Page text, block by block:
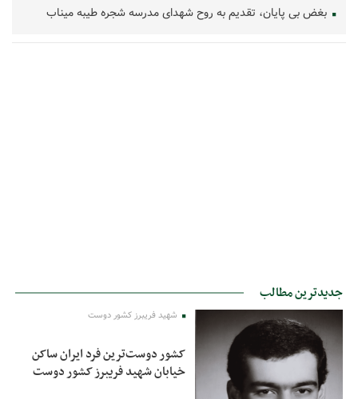
بغض بی پایان، تقدیم به روح شهدای مدرسه شجره طیبه میناب
جدیدترین مطالب
شهید فریبرز کشور دوست
کشور دوست‌ترین فرد ایران ساکن
خیابان شهید فریبرز کشور دوست